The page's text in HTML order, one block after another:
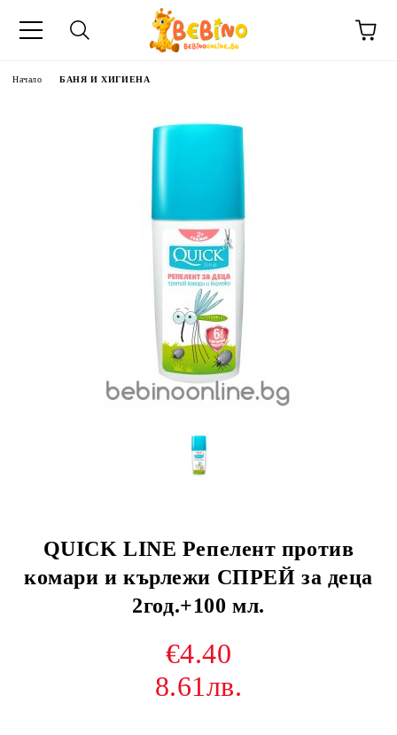
Начало БАНЯ И ХИГИЕНА
QUICK LINE Репелент против
комари и кърлежи СПРЕЙ за деца
2год.+100 мл.
€4.40
8.61лв.